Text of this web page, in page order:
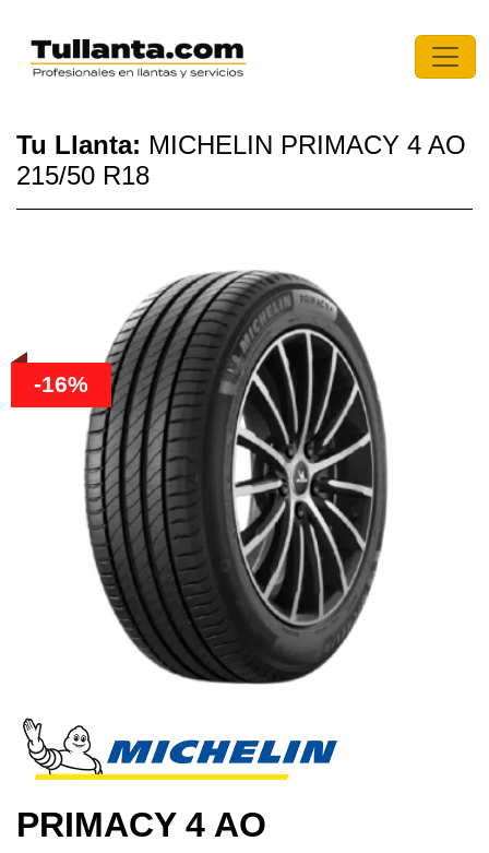
Tu Llanta: MICHELIN PRIMACY 4 AO
215/50 R18
-16%
PRIMACY 4 AO